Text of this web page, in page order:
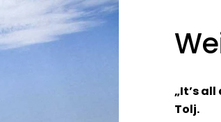
„It’s
Tolj.